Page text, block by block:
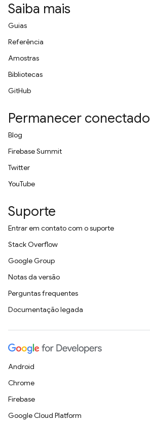
Saiba mais
Guias
Referência
Amostras
Bibliotecas
GitHub
Permanecer conectado
Blog
Firebase Summit
Twitter
YouTube
Suporte
Entrar em contato com o suporte
Stack Overflow
Google Group
Notas da versão
Perguntas frequentes
Documentação legada
Android
Chrome
Firebase
Google Cloud Platform